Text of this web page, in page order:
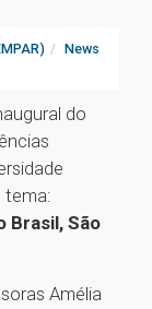
News
do
tema:
Brasil, São
Amélia